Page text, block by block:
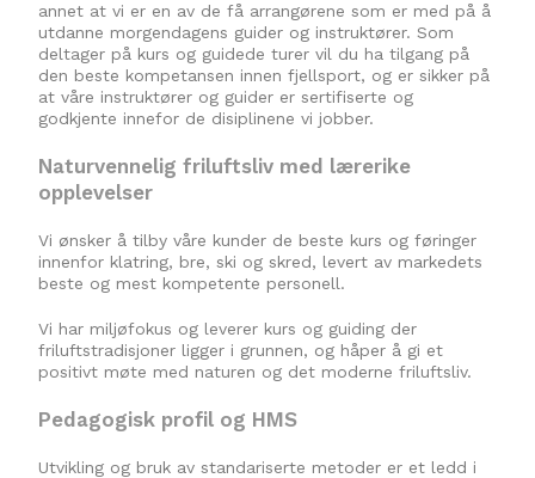
annet at vi er en av de få arrangørene som er med på å
utdanne morgendagens guider og instruktører. Som
deltager på kurs og guidede turer vil du ha tilgang på
den beste kompetansen innen fjellsport, og er sikker på
at våre instruktører og guider er sertifiserte og
godkjente innefor de disiplinene vi jobber.
Naturvennelig friluftsliv med lærerike
opplevelser
Vi ønsker å tilby våre kunder de beste kurs og føringer
innenfor klatring, bre, ski og skred, levert av markedets
beste og mest kompetente personell.
Vi har miljøfokus og leverer kurs og guiding der
friluftstradisjoner ligger i grunnen, og håper å gi et
positivt møte med naturen og det moderne friluftsliv.
Pedagogisk profil og HMS
Utvikling og bruk av standariserte metoder er et ledd i